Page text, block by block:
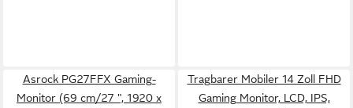
Asrock PG27FFX Gaming-
Monitor (69 cm/27 ", 1920 x
Tragbarer Mobiler 14 Zoll FHD
Gaming Monitor, LCD, IPS,